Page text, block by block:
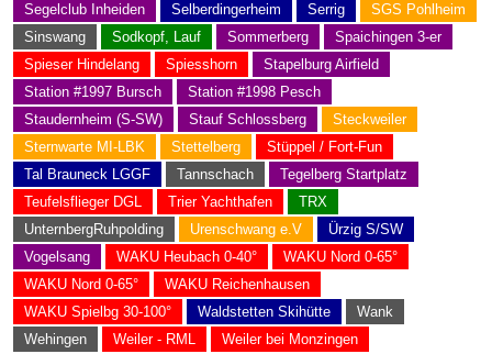
Segelclub Inheiden
Selberdingerheim Serrig
SGS Pohlheim
Sinswang
Sodkopf, Lauf Sommerberg
Spaichingen 3-er
Spieser Hindelang
Spiesshorn
Stapelburg Airfield
Station #1997 Bursch
Station #1998 Pesch
Staudernheim (S-SW)
Stauf Schlossberg
Steckweiler
Sternwarte MI-LBK
Stettelberg
Stüppel / Fort-Fun
Tal Brauneck LGGF
Tannschach
Tegelberg Startplatz
Teufelsflieger DGL
Trier Yachthafen
TRX
UnternbergRuhpolding
Urenschwang e.V
Ürzig S/SW
Vogelsang
WAKU Heubach 0-40°
WAKU Nord 0-65°
WAKU Nord 0-65°
WAKU Reichenhausen
WAKU Spielbg 30-100°
Waldstetten Skihütte
Wank
Wehingen
Weiler - RML Weiler bei Monzingen